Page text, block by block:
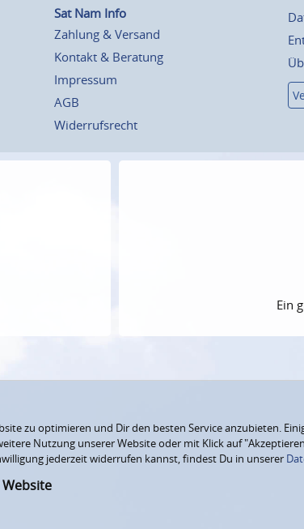
Sat Nam Info
Zahlung & Versand
Kontakt & Beratung
Impressum
AGB
Widerrufsrecht
Ein
zu optimieren und Dir den besten Service anzubieten.
Nutzung unserer Website oder mit Klick auf
jederzeit widerrufen kannst, findest Du in unserer